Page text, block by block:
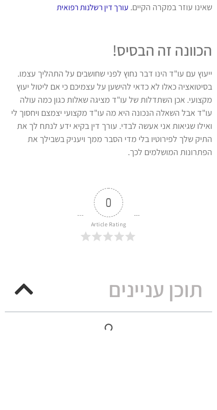
שאינו עוזר במקרה הקיים. עורך דין רשלנות רפואית
הכוונה זה הבסיס!
ייעוץ עם עו"ד הינו דבר נחוץ לפני שחושבים על התהליך עצמו.
בסיטואציה כאלו לא כדאי להישען על עצמיכם כי אם ליטול יעוץ
מקצועי. אכן השתדלות של עו"ד מציגה שאלות כגון כמה עולה
עו"ד אבל השאלה הנכונה היא מה עו"ד מקצועי יצמצם ויחסוך לי
ואילו שגיאות אני אעשה לבדי. עורך דין בקיא ידע לנתח לך את
התיק שלך לפירוטיו בלי מדי הסבר ממך ויעניק בשבילך את
הפתרונות המושלמים לכך.
0
Article Rating
תוכן עניינים